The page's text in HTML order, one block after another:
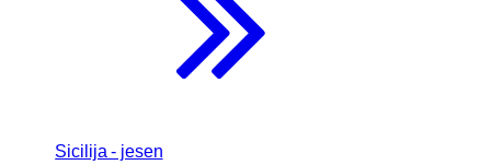
Sicilija - jesen